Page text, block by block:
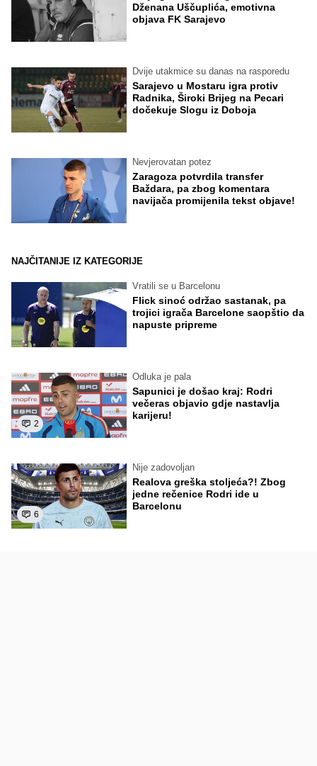
Dženana Uščuplića, emotivna
objava FK Sarajevo
Dvije utakmice su danas na rasporedu
Sarajevo u Mostaru igra protiv
Radnika, Široki Brijeg na Pecari
dočekuje Slogu iz Doboja
Nevjerovatan potez
Zaragoza potvrdila transfer
Baždara, pa zbog komentara
navijača promijenila tekst objave!
NAJČITANIJE IZ KATEGORIJE
Vratili se u Barcelonu
Flick sinoć održao sastanak, pa
trojici igrača Barcelone saopštio da
napuste pripreme
2
Odluka je pala
Sapunici je došao kraj: Rodri
večeras objavio gdje nastavlja
karijeru!
6
Nije zadovoljan
Realova greška stoljeća?! Zbog
jedne rečenice Rodri ide u
Barcelonu